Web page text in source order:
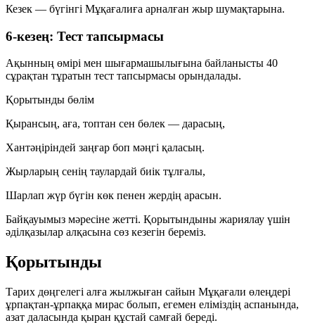
Кезек — бүгінгі Мұқағалиға арналған жыр шумақтарына.
6-кезең: Тест тапсырмасы
Ақынның өмірі мен шығармашылығына байланысты 40
сұрақтан тұратын тест тапсырмасы орындалады.
Қорытынды бөлім
Қырансың, аға, топтан сен бөлек — дарасың,
Хантәңіріндей заңғар боп мәңгі қаласың.
Жырларың сенің таулардай биік тұлғалы,
Шарлап жүр бүгін көк пенен жердің арасын.
Байқауымыз мәресіне жетті. Қорытындыны жариялау үшін
әділқазылар алқасына сөз кезегін береміз.
Қорытынды
Тарих дөңгелегі алға жылжыған сайын Мұқағали өлеңдері
ұрпақтан-ұрпаққа мирас болып, егемен еліміздің аспанында,
азат даласында қыран құстай самғай береді.